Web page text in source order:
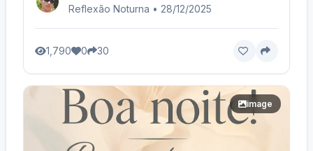
Reflexão Noturna • 28/12/2025
1,790 0 30
image